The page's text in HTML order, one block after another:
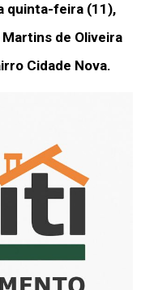
quinta-feira (11),
de Oliveira
Cidade Nova.